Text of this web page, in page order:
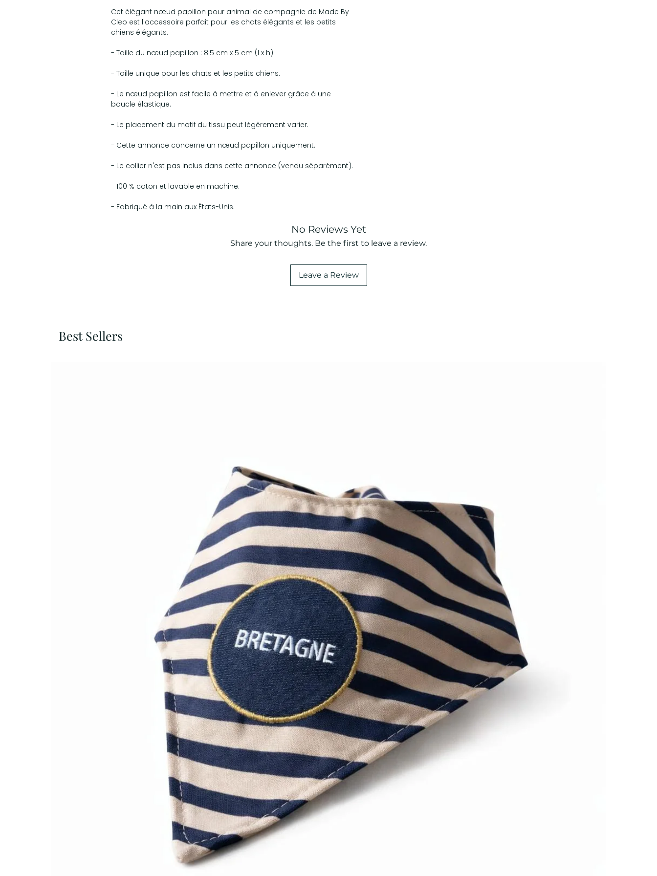
Cet élégant nœud papillon pour animal de compagnie de Made By
Cleo est l'accessoire parfait pour les chats élégants et les petits
chiens élégants.
- Taille du nœud papillon : 8.5 cm x 5 cm (l x h).
- Taille unique pour les chats et les petits chiens.
- Le nœud papillon est facile à mettre et à enlever grâce à une
boucle élastique.
- Le placement du motif du tissu peut légèrement varier.
- Cette annonce concerne un nœud papillon uniquement.
- Le collier n'est pas inclus dans cette annonce (vendu séparément).
- 100 % coton et lavable en machine.
- Fabriqué à la main aux États-Unis.
No Reviews Yet
Share your thoughts. Be the first to leave a review.
Leave a Review
Best Sellers